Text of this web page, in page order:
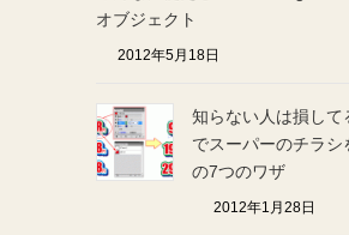
オブジェクト
2012年5月18日
知らない人は損して
でスーパーのチラシ
の7つのワザ
2012年1月28日